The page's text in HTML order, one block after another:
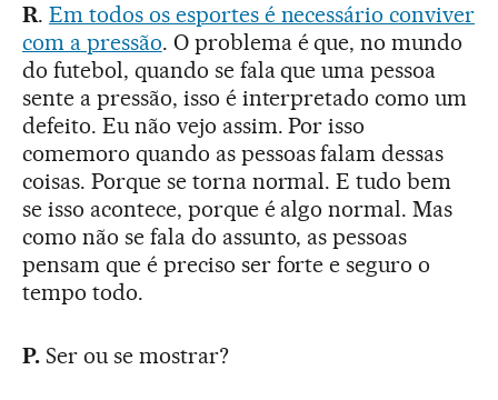
R. Em todos os esportes é necessário conviver
com a pressão. O problema é que, no mundo
do futebol, quando se fala que uma pessoa
sente a pressão, isso é interpretado como um
defeito. Eu não vejo assim. Por isso
comemoro quando as pessoas falam dessas
coisas. Porque se torna normal. E tudo bem
se isso acontece, porque é algo normal. Mas
como não se fala do assunto, as pessoas
pensam que é preciso ser forte e seguro o
tempo todo.
P. Ser ou se mostrar?